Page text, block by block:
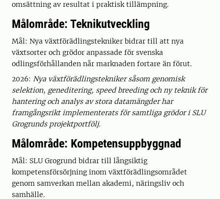
omsättning av resultat i praktisk tillämpning.
Målområde: Teknikutveckling
Mål: Nya växtförädlingstekniker bidrar till att nya
växtsorter och grödor anpassade för svenska
odlingsförhållanden når marknaden fortare än förut.
2026: Nya växtförädlingstekniker såsom genomisk
selektion, geneditering, speed breeding och ny teknik för
hantering och analys av stora datamängder har
framgångsrikt implementerats för samtliga grödor i SLU
Grogrunds projektportfölj.
Målområde: Kompetensuppbyggnad
Mål: SLU Grogrund bidrar till långsiktig
kompetensförsörjning inom växtförädlingsområdet
genom samverkan mellan akademi, näringsliv och
samhälle.